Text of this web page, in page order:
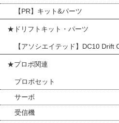
【PR】キット&パーツ
★ドリフトキット・パーツ
【アソシエイテッド】DC10 Drift
★プロポ関連
プロポセット
サーボ
受信機